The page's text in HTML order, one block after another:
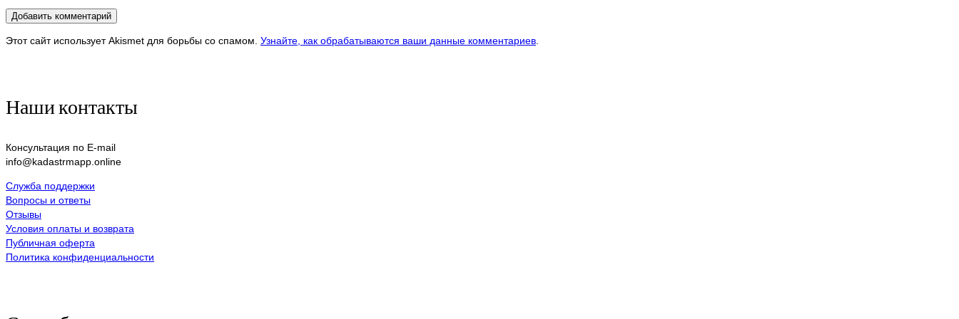
Этот сайт использует Akismet для борьбы со спамом. Узнайте, как обрабатываются ваши данные комментариев
Наши контакты
Консультация по E-mail
info@kadastrmapp.online
Служба поддержки
Вопросы и ответы
Отзывы
Условия оплаты и возврата
Публичная оферта
Политика конфиденциальности